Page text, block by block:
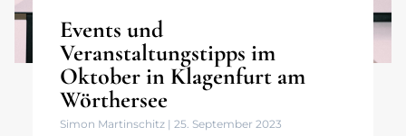
Events und
Veranstaltungstipps im
Oktober in Klagenfurt am
Wörthersee
Simon Martinschitz 25. September 2023